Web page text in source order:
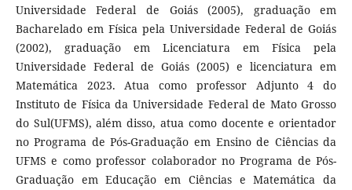
Universidade Federal de Goiás (2005), graduação em
Bacharelado em Física pela Universidade Federal de Goiás
(2002), graduação em Licenciatura em Física pela
Universidade Federal de Goiás (2005) e licenciatura em
Matemática 2023. Atua como professor Adjunto 4 do
Instituto de Física da Universidade Federal de Mato Grosso
do Sul(UFMS), além disso, atua como docente e orientador
no Programa de Pós-Graduação em Ensino de Ciências da
UFMS e como professor colaborador no Programa de Pós-
Graduação em Educação em Ciências e Matemática da